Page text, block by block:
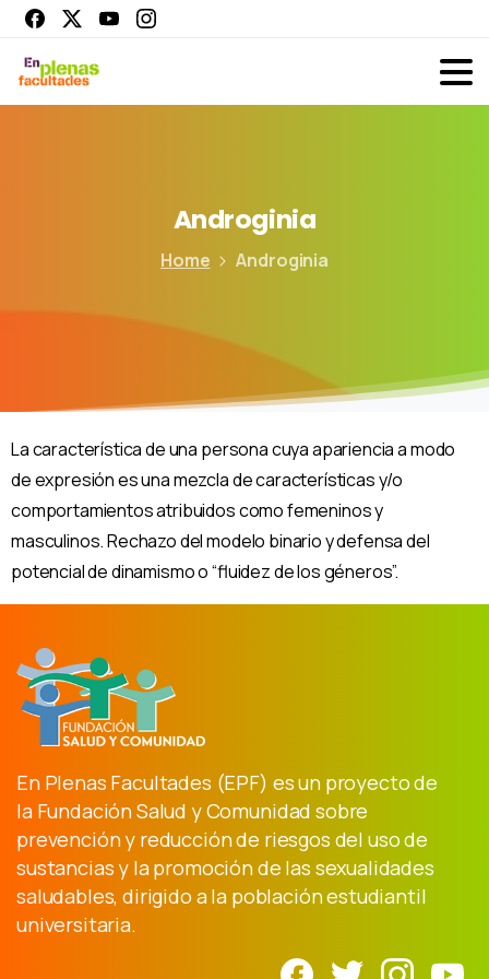
Androginia
Home Androginia
La característica de una persona cuya apariencia a modo
de expresión es una mezcla de características y/o
comportamientos atribuidos como femeninos y
masculinos. Rechazo del modelo binario y defensa del
potencial de dinamismo o “fluidez de los géneros”.
En Plenas Facultades (EPF) es un proyecto de
la Fundación Salud y Comunidad sobre
prevención y reducción de riesgos del uso de
sustancias y la promoción de las sexualidades
saludables, dirigido a la población estudiantil
universitaria.